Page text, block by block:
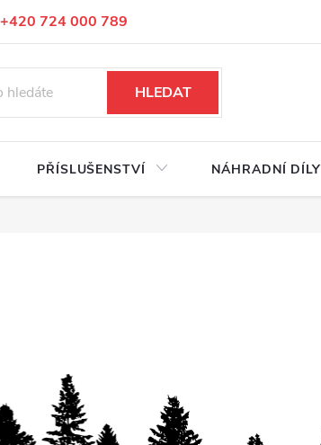
+420 724 000 789
HLEDAT
PŘÍSLUŠENSTVÍ NÁHRADNÍ DÍLY